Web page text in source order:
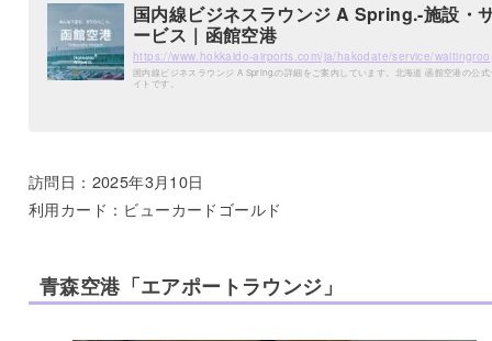
国内線ビジネスラウンジ A Spring.-施設・
ービス｜函館空港
国内線ビジネスラウンジ A Spring.の詳細をご案内しています。北海道 函館空港の公式
イトです。
訪問日：2025年3月10日
利用カード：ビューカードゴールド
青森空港「エアポートラウンジ」